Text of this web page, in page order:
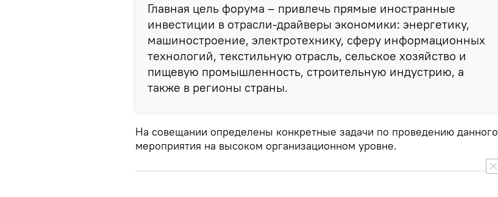
Главная цель форума – привлечь прямые иностранные
инвестиции в отрасли-драйверы экономики: энергетику,
машиностроение, электротехнику, сферу информационных
технологий, текстильную отрасль, сельское хозяйство и
пищевую промышленность, строительную индустрию, а
также в регионы страны.
На совещании определены конкретные задачи по проведению данного
мероприятия на высоком организационном уровне.